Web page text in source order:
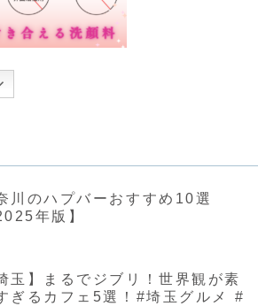
川のハプバーおすすめ10選
年版】
玉】まるでジブリ！世界観が素
ぎるカフェ5選！#埼玉グルメ #